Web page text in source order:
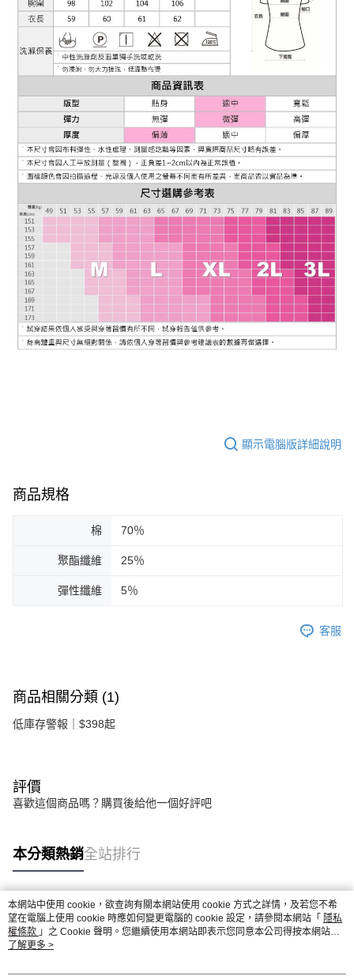
顯示電腦版詳細說明
商品規格
棉 70％
聚酯纖維 25％
彈性纖維 5％
客服
商品相關分類 (1)
低庫存警報｜$398起
評價
喜歡這個商品嗎？購買後給他一個好評吧
本分類熱銷全站排行
熱門標籤
本網站中使用 cookie，欲查詢有關本網站使用 cookie 方式之詳情，及若您不希
望在電腦上使用 cookie 時應如何變更電腦的 cookie 設定，請參閱本網站「 隱私
權條款 」之 Cookie 聲明。您繼續使用本網站即表示您同意本公司得按本網站使
用條款之 Cookie 聲明使用 cookie。
了解更多 >